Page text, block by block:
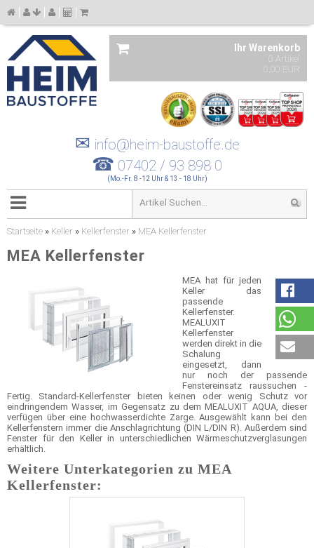
Ihr Warenkorb
0 Artikel
0,00 EUR
✉ info@heim-baustoffe.de
☎ 07402 / 93 898 0
(Mo.-Fr. 8 -12 Uhr & 13 - 18 Uhr)
Startseite » Keller » Kellerfenster » MEA Kellerfenster
MEA Kellerfenster
MEA hat für jeden
Keller das
passende
Kellerfenster.
MEALUXIT
Kellerfenster
werden direkt in die
Schalung
eingesetzt, dann
nur noch der passende
Fenstereinsatz raussuchen -
Fertig. Standard-Kellerfenster bieten keinen oder wenig Schutz vor
eindringendem Wasser, im Gegensatz zu dem MEALUXIT AQUA, dieser
verfügen über eine hochwasserdichte Zarge. Ausgewählt kann bei den
Kellerfenstern immer die Anschlagrichtung (DIN L/DIN R). Außerdem sind
Fenster für den Keller in unterschiedlichen Wärmeschutzverglasungen
erhältlich.
Weitere Unterkategorien zu MEA
Kellerfenster: